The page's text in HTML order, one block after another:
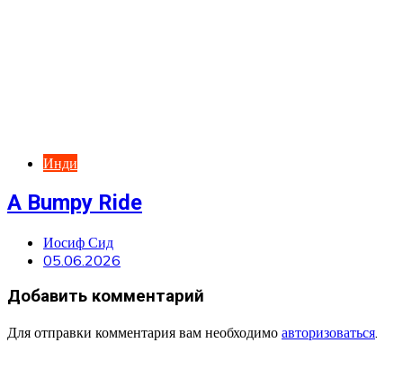
Инди
A Bumpy Ride
Иосиф Сид
05.06.2026
Добавить комментарий
Для отправки комментария вам необходимо авторизоваться